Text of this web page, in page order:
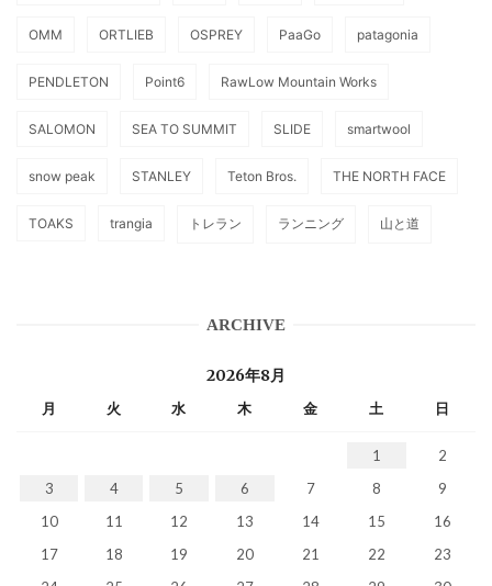
OMM ORTLIEB OSPREY PaaGo patagonia
PENDLETON Point6 RawLow Mountain Works
SALOMON SEA TO SUMMIT SLIDE smartwool
snow peak STANLEY Teton Bros. THE NORTH FACE
TOAKS trangia トレラン ランニング 山と道
ARCHIVE
2026年8月
月 火 水 木 金 土 日
1
2
3
4 5 6 7 8
9
10
11 12 13 14 15
16
17
18 19 20 21 22
23